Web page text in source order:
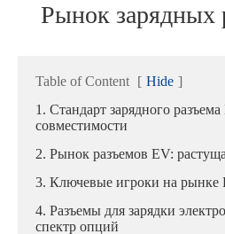
Рынок зарядных
Table of Content [ Hide ]
1. Стандарт зарядного
совместимости
2. Рынок разъемов EV:
3. Ключевые игроки на рынке
4. Разъемы для зарядки
спектр опций